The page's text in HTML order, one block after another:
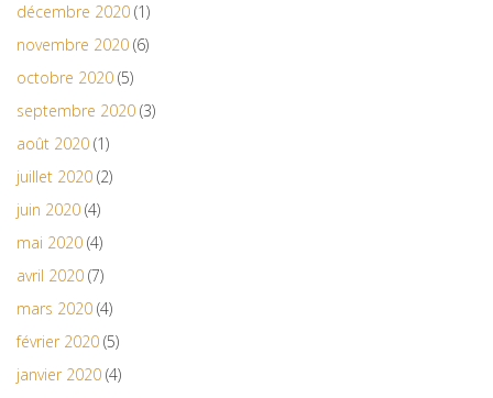
décembre 2020 (1)
novembre 2020 (6)
octobre 2020 (5)
septembre 2020 (3)
août 2020 (1)
juillet 2020 (2)
juin 2020 (4)
mai 2020 (4)
avril 2020 (7)
mars 2020 (4)
février 2020 (5)
janvier 2020 (4)